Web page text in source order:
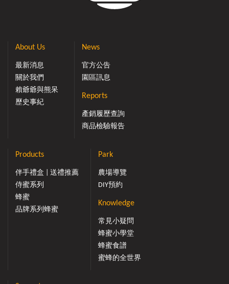
About Us
最新消息
關於我們
賴爺爺與熊呆
歷史事紀
News
官方公告
園區訊息
Reports
產銷履歷查詢
商品檢驗報告
Products
伴手禮盒 | 送禮推薦
侍蜜系列
蜂蜜
品牌系列蜂蜜
Park
農場導覽
DIY預約
Knowledge
常見小疑問
蜂蜜小學堂
蜂蜜食譜
蜜蜂的全世界